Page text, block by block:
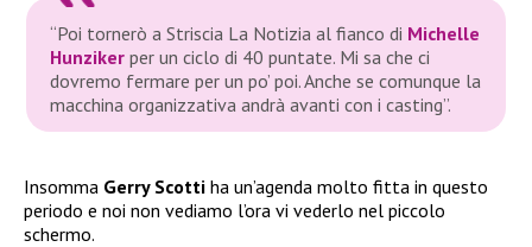
“Poi tornerò a Striscia La Notizia al fianco di Michelle
Hunzikerper un ciclo di 40 puntate. Mi sa che ci
dovremo fermare per un po’ poi. Anche se comunque la
macchina organizzativa andrà avanti con i casting”.
Insomma Gerry Scotti ha un’agenda molto fitta in questo
periodo e noi non vediamo l’ora vi vederlo nel piccolo
schermo.